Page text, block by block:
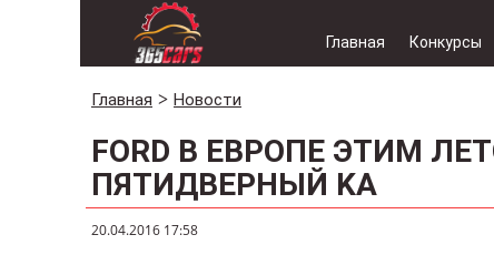
Главная Конкурсы
Главная Новости
FORD В ЕВРОПЕ ЭТИМ
ПЯТИДВЕРНЫЙ KA
20.04.2016 17:58